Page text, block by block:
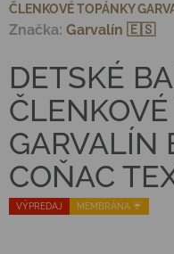
ČLENKOVÉ TOPÁNKY
VÝPREDAJ MEMBRÁNA ☔️
DETSKÉ
GARVALÍN
COŇAC
Značka: Garvalín 🇪🇸